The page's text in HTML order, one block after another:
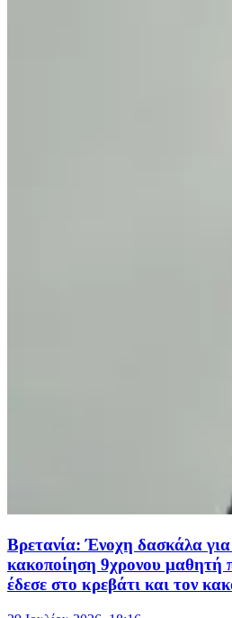
Βρετανία: Ένοχη δασκάλα για
κακοποίηση 9χρονου μαθητή
έδεσε στο κρεβάτι και τον